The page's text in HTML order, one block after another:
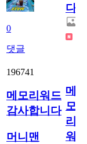
0
댓글
다.
196741
메모리워드
감사합니다
머니맨
메
모
리
워